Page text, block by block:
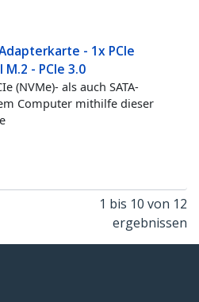
- 1x PCIe
M.2 - PCIe 3.0
(NVMe)- als auch SATA-
Computer mithilfe dieser
1 bis 10 von 12
ergebnissen